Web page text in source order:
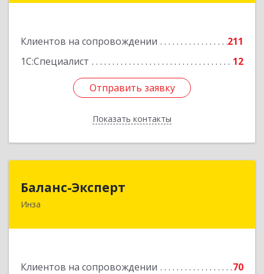
Клиентов на сопровождении
211
1С:Специалист
12
Отправить заявку
Показать контакты
Отправить заявку
Назад
Баланс-Эксперт
Инза
Клиентов на сопровождении 70
433030, Ульяновская обл, Инзенский р-н, Инза